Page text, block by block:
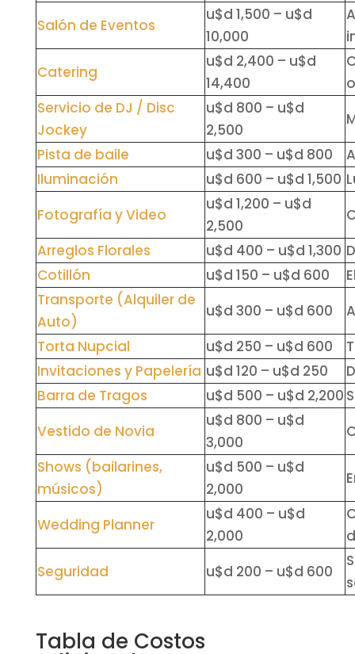
Salón de Eventos
u$d 1,500 – u$d
10,000
Catering
u$d 2,400 – u$d
14,400
Servicio de DJ / Disc
Jockey
u$d 800 – u$d
2,500
Pista de baile
u$d 300 – u$d 800
Iluminación
u$d 600 – u$d 1,500
Fotografía y Video
u$d 1,200 – u$d
2,500
Arreglos Florales
u$d 400 – u$d 1,300
Cotillón
u$d 150 – u$d 600
Transporte (Alquiler de
Auto)
u$d 300 – u$d 600
Torta Nupcial
u$d 250 – u$d 600
Invitaciones y Papelería u$d 120 – u$d 250
Barra de Tragos
u$d 500 – u$d 2,200
Vestido de Novia
u$d 800 – u$d
3,000
Shows (bailarines,
músicos)
u$d 500 – u$d
2,000
Wedding Planner
u$d 400 – u$d
2,000
Seguridad
u$d 200 – u$d 600
Tabla de Costos